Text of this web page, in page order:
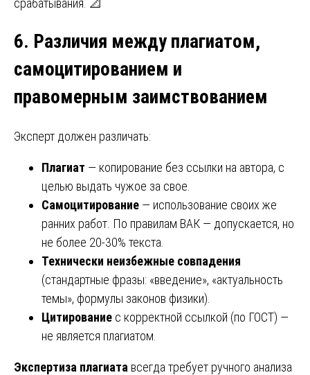
срабатывания. 📐
6. Различия между плагиатом,
самоцитированием и
правомерным заимствованием
Эксперт должен различать:
Плагиат — копирование без ссылки на автора, с
целью выдать чужое за свое.
Самоцитирование — использование своих же
ранних работ. По правилам ВАК — допускается, но
не более 20-30% текста.
Технически неизбежные совпадения
(стандартные фразы: «введение», «актуальность
темы», формулы законов физики).
Цитирование с корректной ссылкой (по ГОСТ) —
не является плагиатом.
Экспертиза плагиата всегда требует ручного анализа